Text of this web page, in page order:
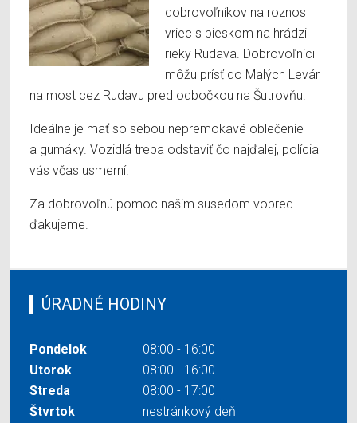
dobrovoľníkov na roznos
vriec s pieskom na hrádzi
rieky Rudava. Dobrovoľníci
môžu prísť do Malých Levár
na most cez Rudavu pred odbočkou na Šutrovňu.
Ideálne je mať so sebou nepremokavé oblečenie
a gumáky. Vozidlá treba odstaviť čo najďalej, polícia
vás včas usmerní.
Za dobrovoľnú pomoc našim susedom vopred
ďakujeme.
ÚRADNÉ HODINY
Pondelok
08:00 - 16:00
Utorok
08:00 - 16:00
Streda
08:00 - 17:00
Štvrtok
nestránkový deň